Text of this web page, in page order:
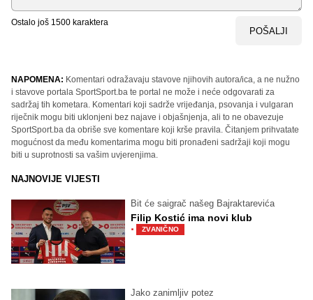
Ostalo još 1500 karaktera
POŠALJI
NAPOMENA: Komentari odražavaju stavove njihovih autora/ica, a ne nužno
i stavove portala SportSport.ba te portal ne može i neće odgovarati za
sadržaj tih kometara. Komentari koji sadrže vrijeđanja, psovanja i vulgaran
riječnik mogu biti uklonjeni bez najave i objašnjenja, ali to ne obavezuje
SportSport.ba da obriše sve komentare koji krše pravila. Čitanjem prihvatate
mogućnost da među komentarima mogu biti pronađeni sadržaji koji mogu
biti u suprotnosti sa vašim uvjerenjima.
NAJNOVIJE VIJESTI
Bit će saigrač našeg Bajraktarevića
Filip Kostić ima novi klub
· ZVANIČNO
Jako zanimljiv potez